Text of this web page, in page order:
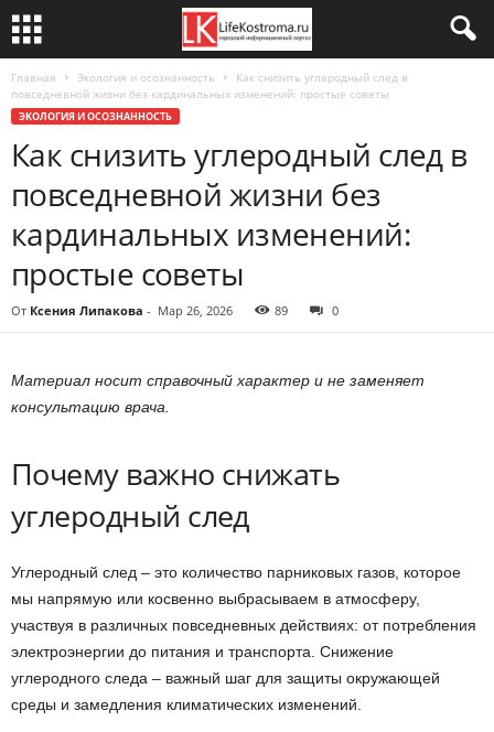
Главная Экология и осознанность
Как снизить углеродный след в
повседневной жизни без кардинальных изменений: простые советы
ЭКОЛОГИЯ И ОСОЗНАННОСТЬ
Как снизить углеродный след в
повседневной жизни без
кардинальных изменений:
простые советы
От Ксения Липакова - Мар 26, 2026 89 0
Материал носит справочный характер и не заменяет
консультацию врача.
Почему важно снижать
углеродный след
Углеродный след – это количество парниковых газов, которое
мы напрямую или косвенно выбрасываем в атмосферу,
участвуя в различных повседневных действиях: от потребления
электроэнергии до питания и транспорта. Снижение
углеродного следа – важный шаг для защиты окружающей
среды и замедления климатических изменений.